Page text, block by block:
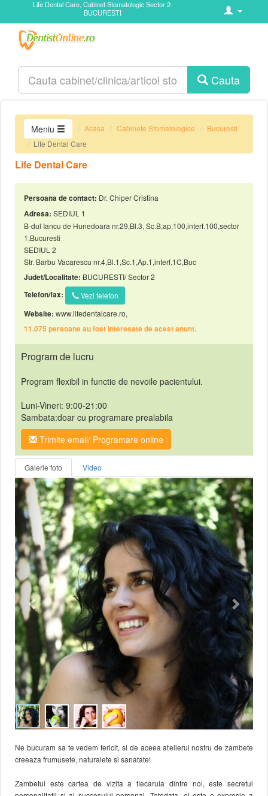
Life Dental Care, Cabinet Stomatologic Sector 2-
BUCURESTI
Cauta
Meniu Acasa Cabinete Stomatologice
Bucuresti
Life Dental Care
Life Dental Care
Persoana de contact: Dr. Chiper Cristina
Adresa: SEDIUL 1
B-dul Iancu de Hunedoara nr.29,Bl.3, Sc.B,ap.100,interf.100,sector
1,Bucuresti
SEDIUL 2
Str. Barbu Vacarescu nr.4,Bl.1,Sc.1,Ap.1,interf.1C,Buc
Judet/Localitate: BUCURESTI/ Sector 2
Telefon/fax:
Vezi telefon
Website: www.lifedentalcare.ro,
11.075 persoane au fost interesate de acest anunt.
Program de lucru
Program flexibil in functie de nevoile pacientului.
Luni-Vineri: 9:00-21:00
Sambata:doar cu programare prealabila
Trimite email/ Programare online
Galerie foto Video
Anterior
Ne bucuram sa te vedem fericit, si de aceea atelierul nostru de zambete
creeaza frumusete, naturalete si sanatate!
Zambetul este cartea de vizita a fiecaruia dintre noi, este secretul